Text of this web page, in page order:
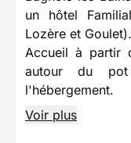
un hôtel
Lozère et Goulet).
Accueil à partir
autour du
l'hébergement.
Voir plus